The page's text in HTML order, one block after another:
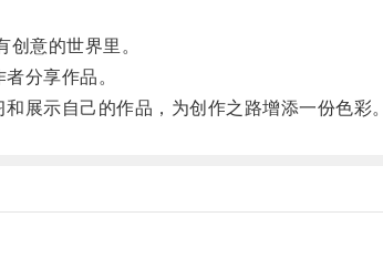
意的世界里。
分享作品。
示自己的作品，为创作之路增添一份色彩。